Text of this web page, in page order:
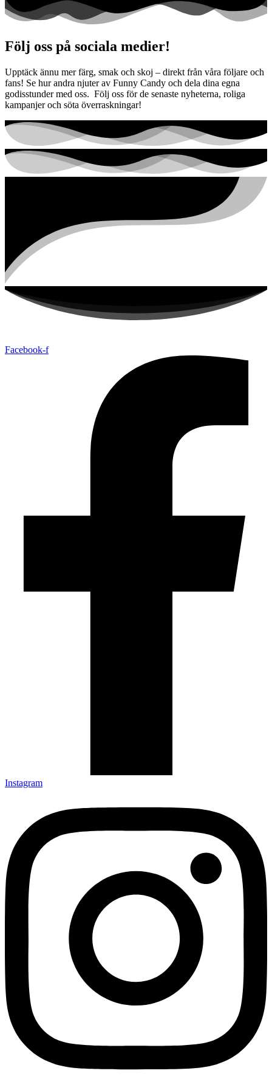
Följ oss på sociala medier!
Upptäck ännu mer färg, smak och skoj – direkt från våra följare och
fans! Se hur andra njuter av Funny Candy och dela dina egna
godisstunder med oss. Följ oss för de senaste nyheterna, roliga
kampanjer och söta överraskningar!
Facebook-f
Instagram